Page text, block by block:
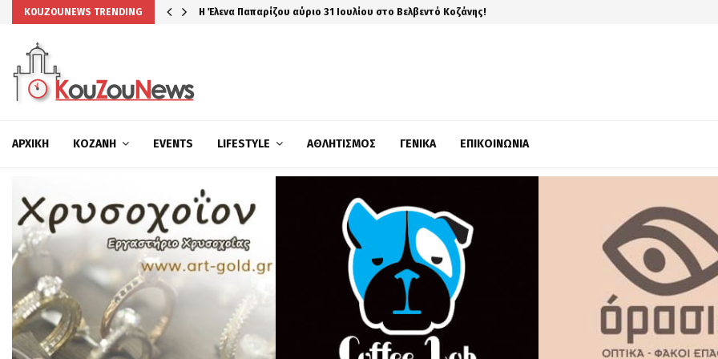
KOUZOUNEWS TRENDING Η Έλενα Παπαρίζου αύριο 31 Ιουλίου στο Βελβεντό Κοζάνης!
ΑΡΧΙΚΉ ΚΟΖΆΝΗ EVENTS LIFESTYLE ΑΘΛΗΤΙΣΜΌΣ ΓΕΝΙΚΆ ΕΠΙΚΟΙΝΩΝΊΑ